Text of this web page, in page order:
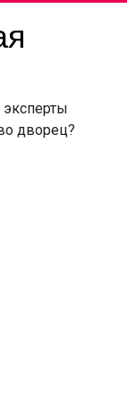
эксперты
дворец?